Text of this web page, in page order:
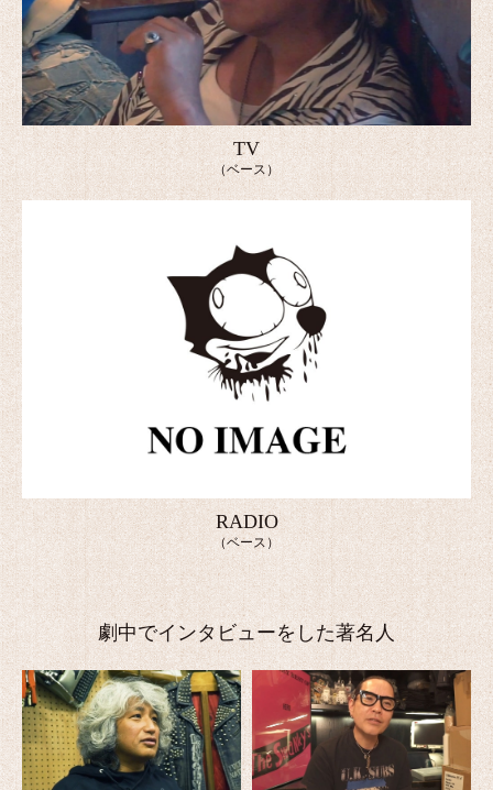
TV
（ベース）
RADIO
（ベース）
劇中でインタビューをした著名人